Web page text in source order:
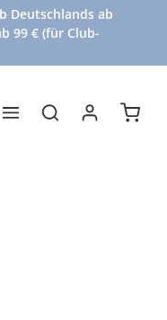
Deutschlands ab
99 € (für Club-